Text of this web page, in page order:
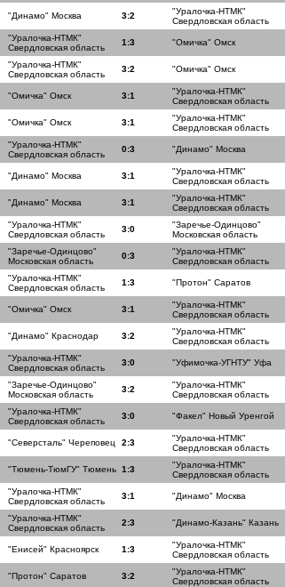
"Динамо" Москва 3:2
"Уралочка-НТМК"
Свердловская область
"Уралочка-НТМК"
Свердловская область
1:3 "Омичка" Омск
"Уралочка-НТМК"
Свердловская область
3:2 "Омичка" Омск
"Омичка" Омск 3:1
"Уралочка-НТМК"
Свердловская область
"Омичка" Омск 3:1
"Уралочка-НТМК"
Свердловская область
"Уралочка-НТМК"
Свердловская область
0:3 "Динамо" Москва
"Динамо" Москва 3:1
"Уралочка-НТМК"
Свердловская область
"Динамо" Москва 3:1
"Уралочка-НТМК"
Свердловская область
"Уралочка-НТМК"
Свердловская область
3:0
"Заречье-Одинцово"
Московская область
"Заречье-Одинцово"
Московская область
0:3
"Уралочка-НТМК"
Свердловская область
"Уралочка-НТМК"
Свердловская область
1:3 "Протон" Саратов
"Омичка" Омск 3:1
"Уралочка-НТМК"
Свердловская область
"Динамо" Краснодар 3:2
"Уралочка-НТМК"
Свердловская область
"Уралочка-НТМК"
Свердловская область
3:0 "Уфимочка-УГНТУ" Уфа
"Заречье-Одинцово"
Московская область
3:2
"Уралочка-НТМК"
Свердловская область
"Уралочка-НТМК"
Свердловская область
3:0 "Факел" Новый Уренгой
"Северсталь" Череповец 2:3
"Уралочка-НТМК"
Свердловская область
"Тюмень-ТюмГУ" Тюмень 1:3
"Уралочка-НТМК"
Свердловская область
"Уралочка-НТМК"
Свердловская область
3:1 "Динамо" Москва
"Уралочка-НТМК"
Свердловская область
2:3 "Динамо-Казань" Казань
"Енисей" Красноярск 1:3
"Уралочка-НТМК"
Свердловская область
"Протон" Саратов 3:2
"Уралочка-НТМК"
Свердловская область